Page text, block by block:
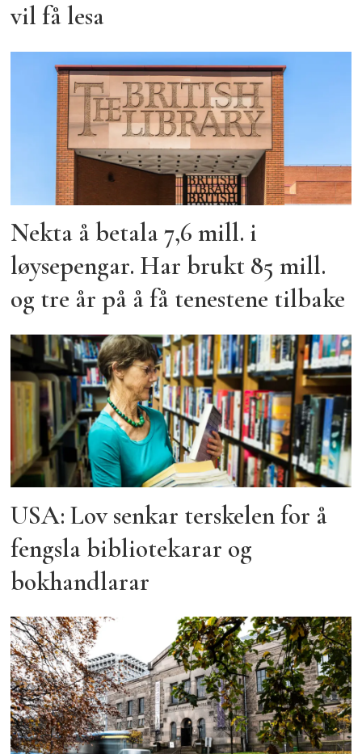
vil få lesa
Nekta å betala 7,6 mill. i
løysepengar. Har brukt 85 mill.
og tre år på å få tenestene tilbake
USA: Lov senkar terskelen for å
fengsla bibliotekarar og
bokhandlarar